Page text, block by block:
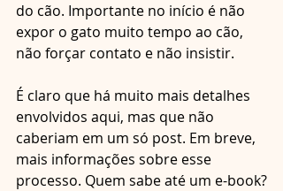
do cão. Importante no início é não
expor o gato muito tempo ao cão,
não forçar contato e não insistir.
É claro que há muito mais detalhes
envolvidos aqui, mas que não
caberiam em um só post. Em breve,
mais informações sobre esse
processo. Quem sabe até um e-book?